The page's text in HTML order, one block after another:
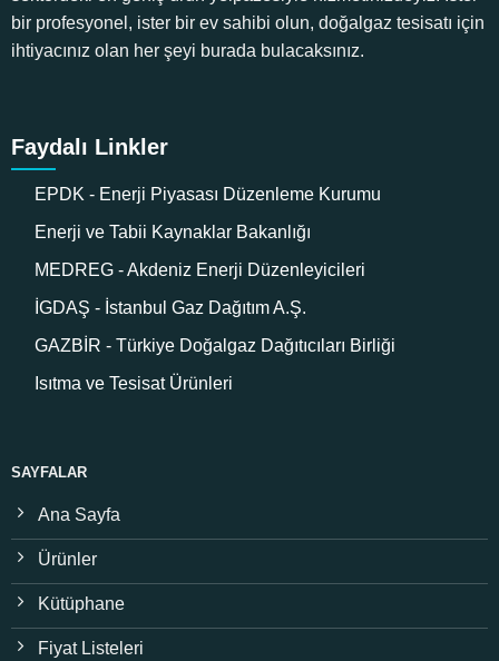
bir profesyonel, ister bir ev sahibi olun, doğalgaz tesisatı için
ihtiyacınız olan her şeyi burada bulacaksınız.
Faydalı Linkler
EPDK - Enerji Piyasası Düzenleme Kurumu
Enerji ve Tabii Kaynaklar Bakanlığı
MEDREG - Akdeniz Enerji Düzenleyicileri
İGDAŞ - İstanbul Gaz Dağıtım A.Ş.
GAZBİR - Türkiye Doğalgaz Dağıtıcıları Birliği
Isıtma ve Tesisat Ürünleri
SAYFALAR
Ana Sayfa
Ürünler
Kütüphane
Fiyat Listeleri